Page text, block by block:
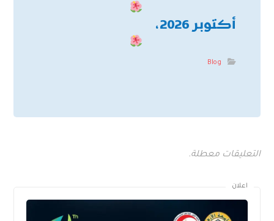
أكتوبر 2026،
Blog
التعليقات معطلة.
اعلان